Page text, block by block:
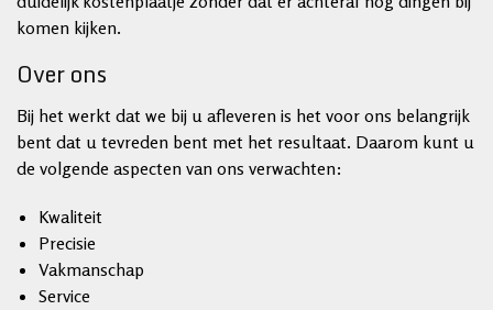
komen kijken.
Over ons
Bij het werkt dat we bij u afleveren is het voor ons belangrijk
bent dat u tevreden bent met het resultaat. Daarom kunt u
de volgende aspecten van ons verwachten:
Kwaliteit
Precisie
Vakmanschap
Service